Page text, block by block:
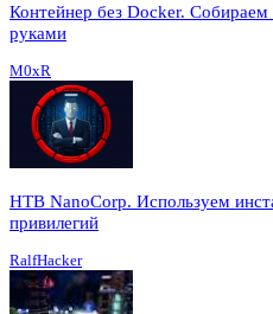
Контейнер без Docker.
руками
M0xR
HTB NanoCorp. Используем
привилегий
RalfHacker